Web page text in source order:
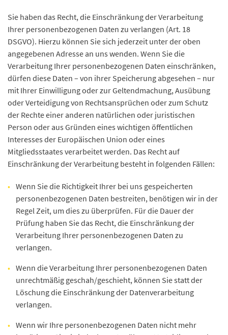
Sie haben das Recht, die Einschränkung der Verarbeitung
Ihrer personenbezogenen Daten zu verlangen (Art. 18
DSGVO). Hierzu können Sie sich jederzeit unter der oben
angegebenen Adresse an uns wenden. Wenn Sie die
Verarbeitung Ihrer personenbezogenen Daten einschränken,
dürfen diese Daten – von ihrer Speicherung abgesehen – nur
mit Ihrer Einwilligung oder zur Geltendmachung, Ausübung
oder Verteidigung von Rechtsansprüchen oder zum Schutz
der Rechte einer anderen natürlichen oder juristischen
Person oder aus Gründen eines wichtigen öffentlichen
Interesses der Europäischen Union oder eines
Mitgliedsstaates verarbeitet werden. Das Recht auf
Einschränkung der Verarbeitung besteht in folgenden Fällen:
Wenn Sie die Richtigkeit Ihrer bei uns gespeicherten
personenbezogenen Daten bestreiten, benötigen wir in der
Regel Zeit, um dies zu überprüfen. Für die Dauer der
Prüfung haben Sie das Recht, die Einschränkung der
Verarbeitung Ihrer personenbezogenen Daten zu
verlangen.
Wenn die Verarbeitung Ihrer personenbezogenen Daten
unrechtmäßig geschah/geschieht, können Sie statt der
Löschung die Einschränkung der Datenverarbeitung
verlangen.
Wenn wir Ihre personenbezogenen Daten nicht mehr